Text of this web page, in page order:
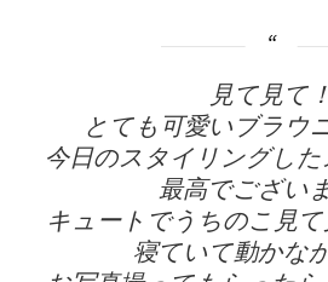
見て見て！
とても可愛いブラウ
今日のスタイリングした
最高でござい
キュートでうちのこ見
寝ていて動かな